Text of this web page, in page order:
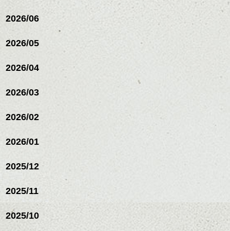
スパ／伸びても目立たない
ミニボブ/抜け感ショート/バ
ンジの事等
是非なんでもご相談して
下さい。
シバタ
2026/06
2026/05
2026/04
2026/03
2026/02
2026/01
2025/12
2025/11
2025/10